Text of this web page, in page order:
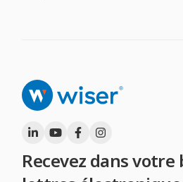
Recevez dans votre